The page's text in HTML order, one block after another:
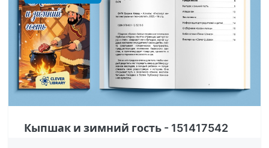
Кыпшак и зимний гость - 151417542